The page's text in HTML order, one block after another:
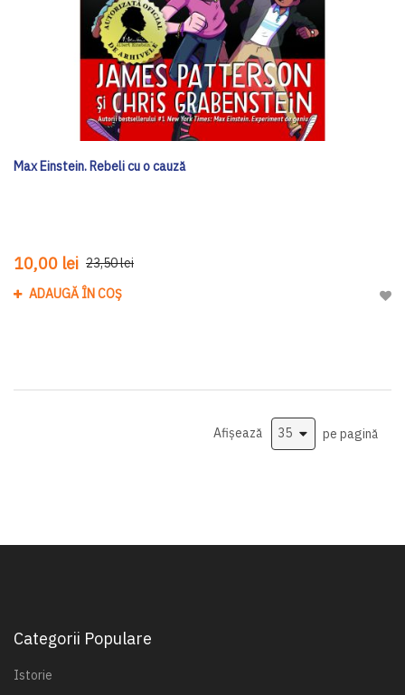
Max Einstein. Rebeli cu o cauză
10,00 lei 23,50 lei
ADAUGĂ ÎN COȘ
Afișează pe pagină
Categorii Populare
Istorie